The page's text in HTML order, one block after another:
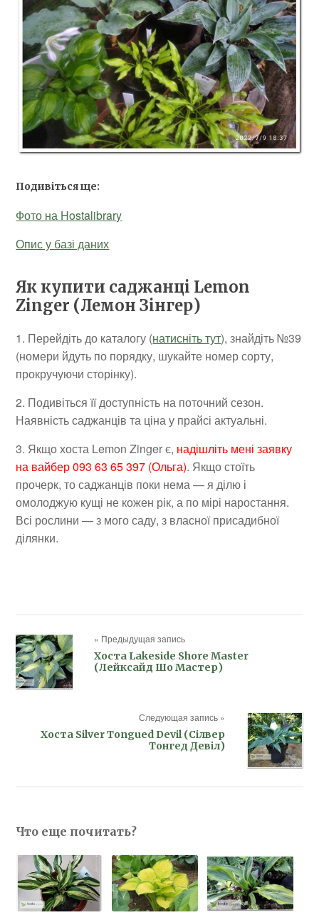
Подивіться ще:
Фото на Hostalibrary
Опис у базі даних
Як купити саджанці Lemon
Zinger (Лемон Зінгер)
1. Перейдіть до каталогу (натисніть тут), знайдіть №39
(номери йдуть по порядку, шукайте номер сорту,
прокручуючи сторінку).
2. Подивіться її доступність на поточний сезон.
Наявність саджанців та ціна у прайсі актуальні.
3. Якщо хоста Lemon Zinger є, надішліть мені заявку
на вайбер 093 63 65 397 (Ольга). Якщо стоїть
прочерк, то саджанців поки нема — я ділю і
омолоджую кущі не кожен рік, а по мірі наростання.
Всі рослини — з мого саду, з власної присадибної
ділянки.
« Предыдущая запись
Хоста Lakeside Shore Master
(Лейксайд Шо Мастер)
Следующая запись »
Хоста Silver Tongued Devil (Сілвер
Тонгед Девіл)
Что еще почитать?